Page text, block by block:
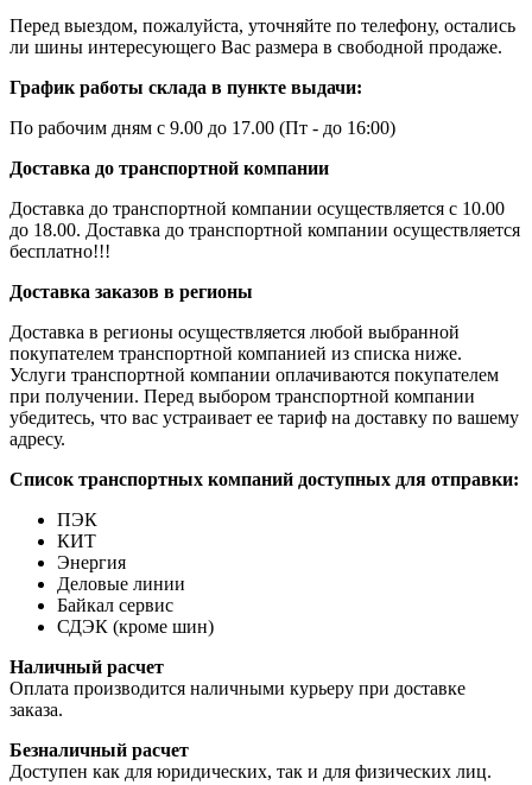
Перед выездом, пожалуйста, уточняйте по телефону, остались
ли шины интересующего Вас размера в свободной продаже.
График работы склада в пункте выдачи:
По рабочим дням с 9.00 до 17.00 (Пт - до 16:00)
Доставка до транспортной компании
Доставка до транспортной компании осуществляется с 10.00
до 18.00. Доставка до транспортной компании осуществляется
бесплатно!!!
Доставка заказов в регионы
Доставка в регионы осуществляется любой выбранной
покупателем транспортной компанией из списка ниже.
Услуги транспортной компании оплачиваются покупателем
при получении. Перед выбором транспортной компании
убедитесь, что вас устраивает ее тариф на доставку по вашему
адресу.
Список транспортных компаний доступных для отправки:
ПЭК
КИТ
Энергия
Деловые линии
Байкал сервис
СДЭК (кроме шин)
Наличный расчет
Оплата производится наличными курьеру при доставке
заказа.
Безналичный расчет
Доступен как для юридических, так и для физических лиц.